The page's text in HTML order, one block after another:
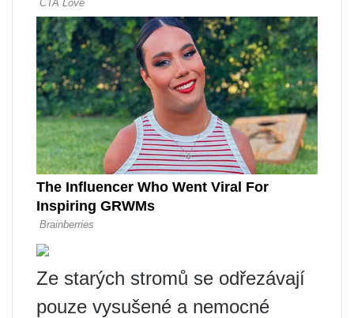
Ze starých stromů se odřezávají
pouze vysušené a nemocné